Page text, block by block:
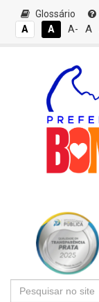
Glossário
A
A A- A